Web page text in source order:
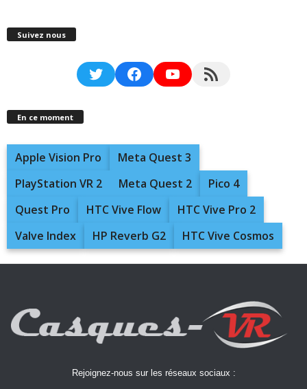
Suivez nous
TwitterFacebookYouTubeRSS Feed
En ce moment
Apple Vision Pro
Meta Quest 3
PlayStation VR 2
Meta Quest 2
Pico 4
Quest Pro
HTC Vive Flow
HTC Vive Pro 2
Valve Index
HP Reverb G2 HTC Vive Cosmos
Rejoignez-nous sur les réseaux sociaux :